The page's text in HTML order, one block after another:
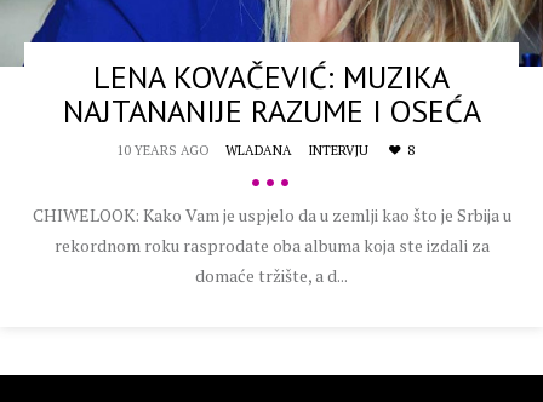
LENA KOVAČEVIĆ: MUZIKA
NAJTANANIJE RAZUME I OSEĆA
10 YEARS AGO WLADANA INTERVJU 8
•••
CHIWELOOK: Kako Vam je uspjelo da u zemlji kao što je Srbija u
rekordnom roku rasprodate oba albuma koja ste izdali za
domaće tržište, a d...